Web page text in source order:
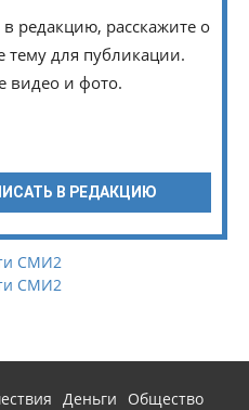
редакцию, расскажите о
тему для публикации.
видео и фото.
В РЕДАКЦИЮ
СМИ2
СМИ2
Деньги
Общество